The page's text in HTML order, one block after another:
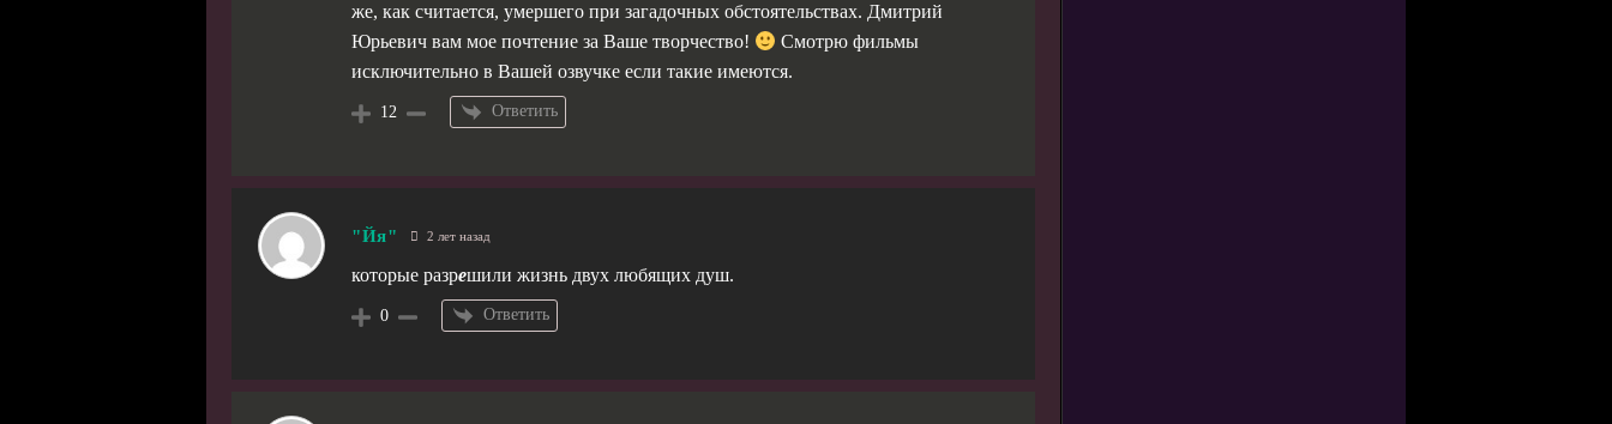
же, как считается, умершего при загадочных обстоятельствах. Дмитрий
Юрьевич вам мое почтение за Ваше творчество!
Смотрю фильмы
исключительно в Вашей озвучке если такие имеются.
12 Ответить
"Йя" 2 лет назад
которые разрешили жизнь двух любящих душ.
0 Ответить